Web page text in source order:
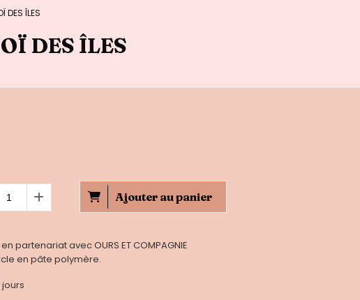
DES ÎLES
DES ÎLES
Ajouter au panier
partenariat avec OURS ET COMPAGNIE
en pâte polymère.
jours